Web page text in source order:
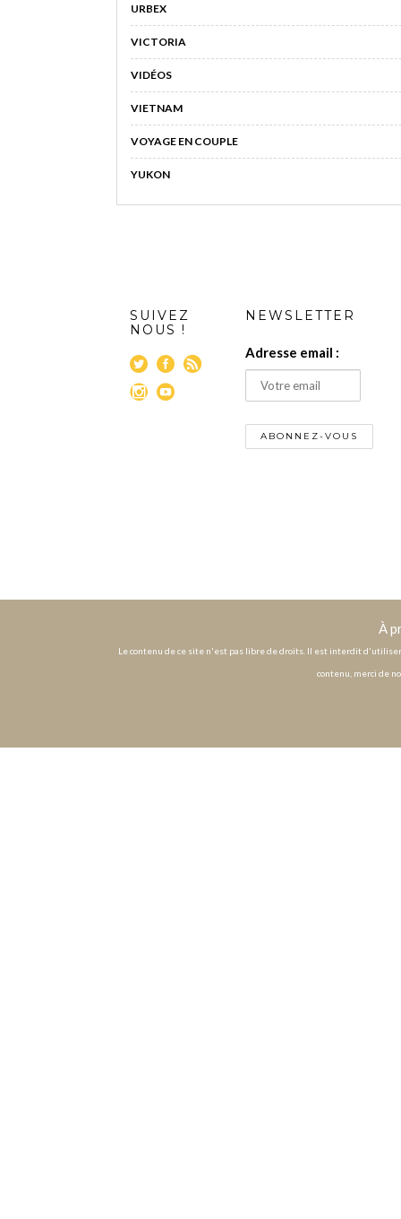
URBEX
VICTORIA
VIDÉOS
VIETNAM
VOYAGE EN COUPLE
YUKON
SUIVEZ
NOUS !
NEWSLETTER
Adresse email :
À
Le contenu de ce site n'est pas libre de droits. Il est interdit
contenu, merci de